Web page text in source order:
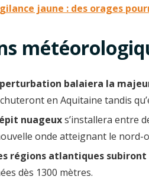
jaune : des orages
balaiera la
en Aquitaine tandis
nuageuxs’installera entre
onde atteignant le nord-
régions atlantiques
dès 1300 mètres.